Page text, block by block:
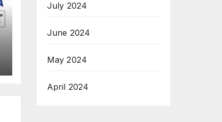
July 2024
June 2024
May 2024
April 2024